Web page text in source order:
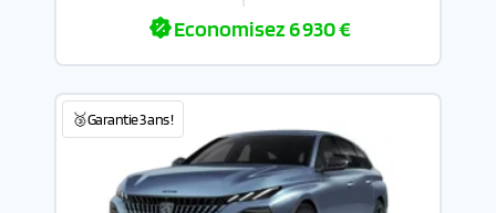
Economisez6 930 €
🥉Garantie 3 ans !